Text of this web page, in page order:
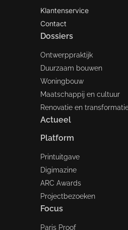
Klantenservice
Contact
Dossiers
Ontwerppraktijk
Duurzaam bouwen
Woningbouw
Maatschappij en cultuur
Renovatie en
Actueel
Platform
Printuitgave
Digimazine
ARC Awards
Projectbezoeken
Focus
Paris Proof